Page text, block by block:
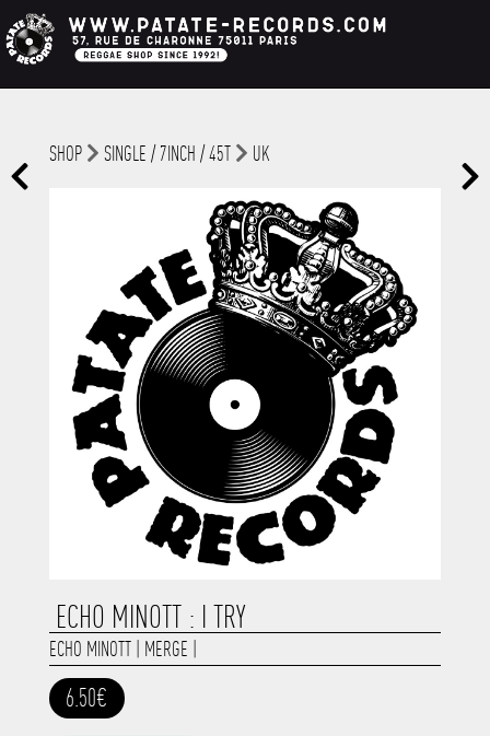
SHOP SINGLE / 7INCH / 45T UK
ECHO MINOTT : I TRY
ECHO MINOTT| MERGE
6.50€